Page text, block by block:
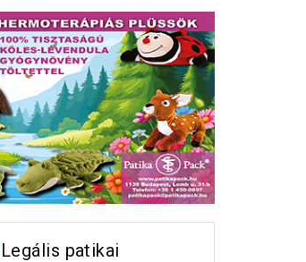
Legális patikai